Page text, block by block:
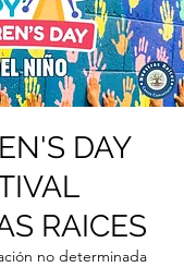
DAY
RAICES
no determinada